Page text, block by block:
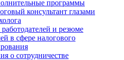
программы
консультант глазами
и резюме
в сфере налогового
о сотрудничестве